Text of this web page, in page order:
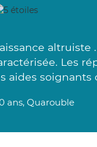
Les
aides soignants
ans, Quarouble